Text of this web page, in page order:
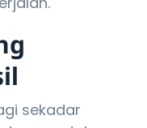
sekadar